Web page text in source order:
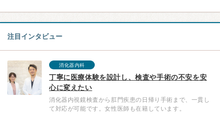
注目インタビュー
消化器内科
丁寧に医療体験を設計し、検査や手術の不安を安
心に変えたい
消化器内視鏡検査から肛門疾患の日帰り手術まで、一貫し
て対応が可能です。女性医師も在籍しています。